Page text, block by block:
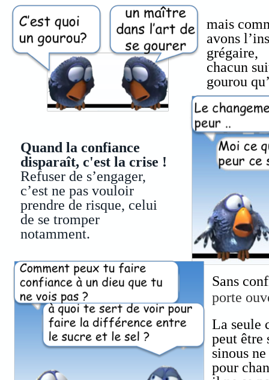
mais
avons
grégaire,
chacun
gourou
Quand la confiance
disparaît, c'est la crise !
Refuser de s’engager,
c’est ne pas vouloir
prendre de risque, celui
de se tromper
notamment.
Sans
porte
La seule
peut être
sinous
pour